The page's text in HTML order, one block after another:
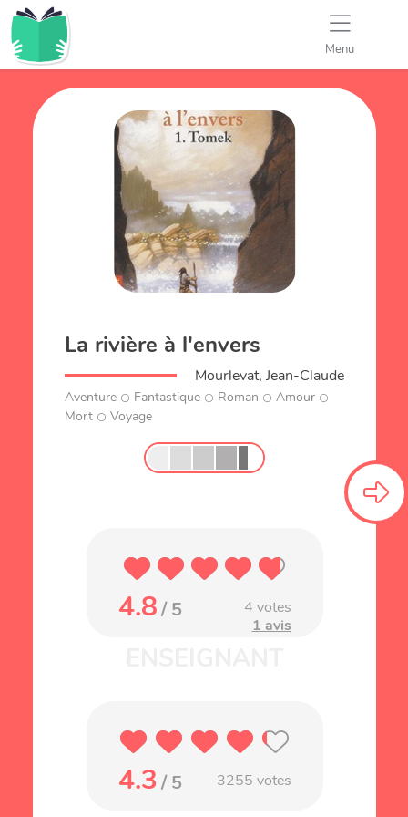
Menu
La rivière à l'envers
Mourlevat, Jean-Claude
Aventure Fantastique Roman
Amour
Mort
Voyage
4.8/ 5 4 votes
1 avis
4.3 / 5 3255 votes